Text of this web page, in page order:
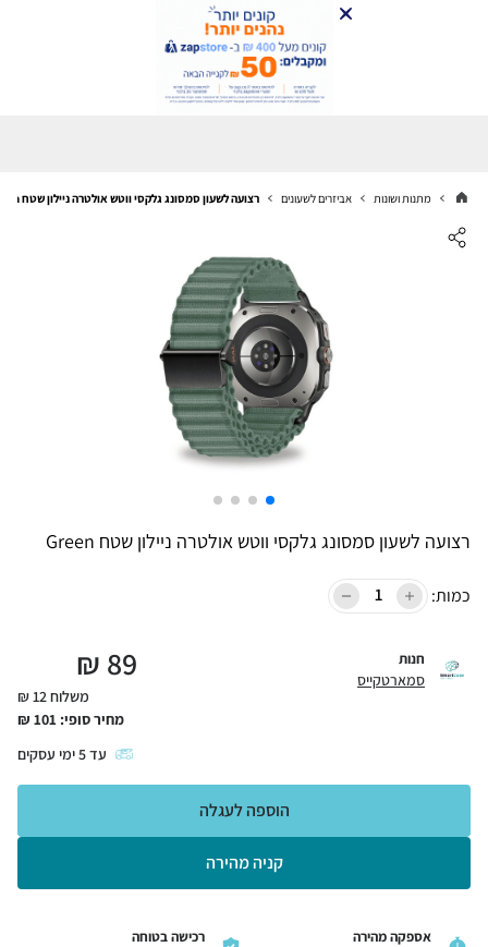
מתנות ושונות אביזרים לשעונים רצועה לשעון סמסונג גלקסי ווטש אולטרה ניילון שטח Green
רצועה לשעון סמסונג גלקסי ווטש אולטרה ניילון שטח Green
כמות:
חנות
סמארטקייס 89
₪
משלוח 12 ₪
מחיר סופי: 101
₪
עד5ימי עסקים
קניה מהירה
הוספה לעגלה
אספקה מהירה
רכישה בטוחה